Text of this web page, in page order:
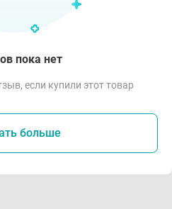
пока нет
если купили этот товар
больше